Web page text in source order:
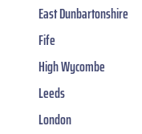
East Dunbartonshire
Fife
High Wycombe
Leeds
London